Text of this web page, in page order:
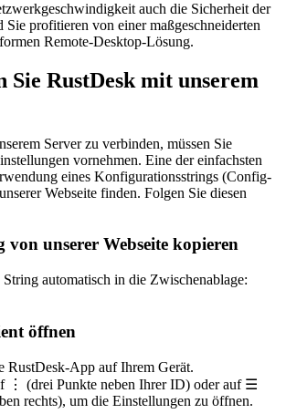
auch die Sicherheit der
profitieren von einer maßgeschneiderten
Remote-Desktop-Lösung.
Sie RustDesk mit unserem
Server zu verbinden, müssen Sie
vornehmen. Eine der einfachsten
eines Konfigurationsstrings (Config-
Webseite finden. Folgen Sie diesen
von unserer Webseite kopieren
automatisch in die Zwischenablage:
öffnen
RustDesk-App auf Ihrem Gerät.
⋮ (drei Punkte neben Ihrer ID) oder auf ☰
rechts), um die Einstellungen zu öffnen.